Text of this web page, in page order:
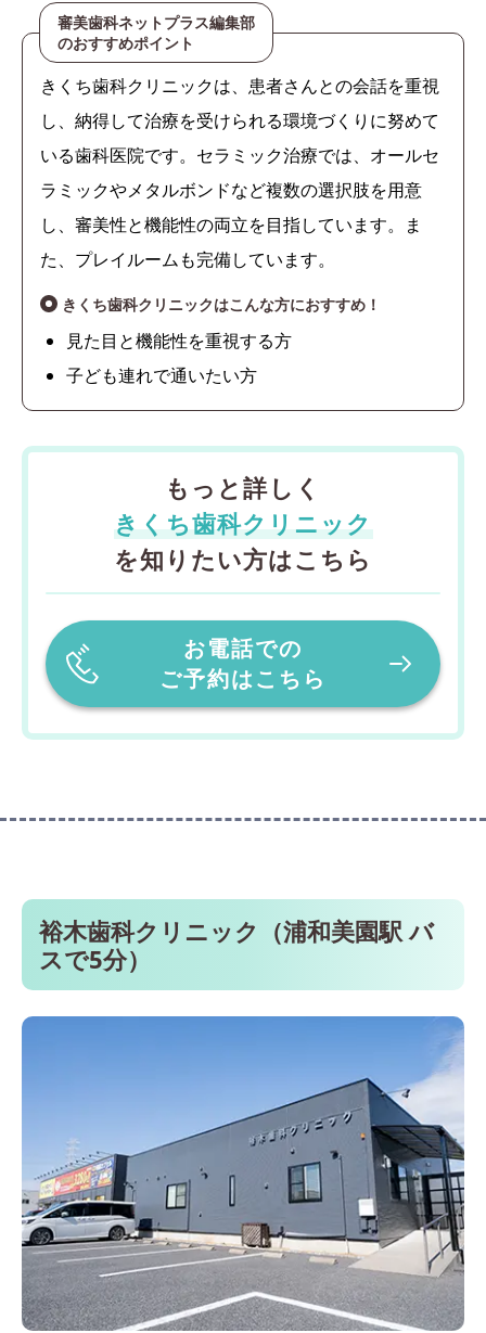
審美歯科ネットプラス編集部
のおすすめポイント
きくち歯科クリニックは、患者さんとの会話を重視
し、納得して治療を受けられる環境づくりに努めて
いる歯科医院です。セラミック治療では、オールセ
ラミックやメタルボンドなど複数の選択肢を用意
し、審美性と機能性の両立を目指しています。ま
た、プレイルームも完備しています。
きくち歯科クリニックはこんな方におすすめ！
見た目と機能性を重視する方
子ども連れで通いたい方
もっと詳しく
きくち歯科クリニック
を知りたい方はこちら
お電話での
ご予約はこちら
裕木歯科クリニック（浦和美園駅 バ
スで5分）